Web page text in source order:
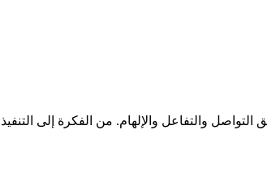
التواصل والتفاعل والإلهام. من الفكرة إلى